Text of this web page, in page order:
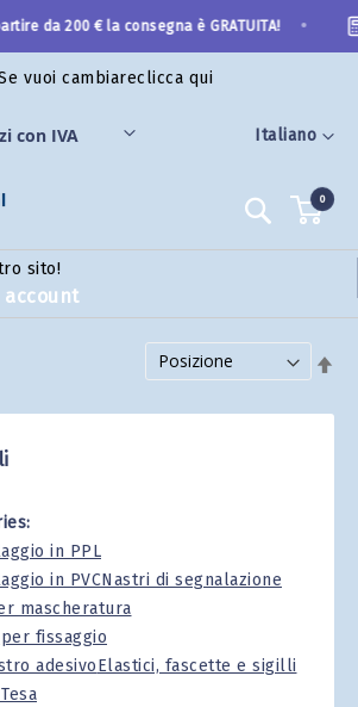
Lingua
Italiano
da 200 € la consegna è GRATUITA!
vuoi cambiareclicca qui
Search
sito!
account
0
in PPL
in PVCNastri di segnalazione
mascheratura
fissaggio
adesivoElastici, fascette e sigilli